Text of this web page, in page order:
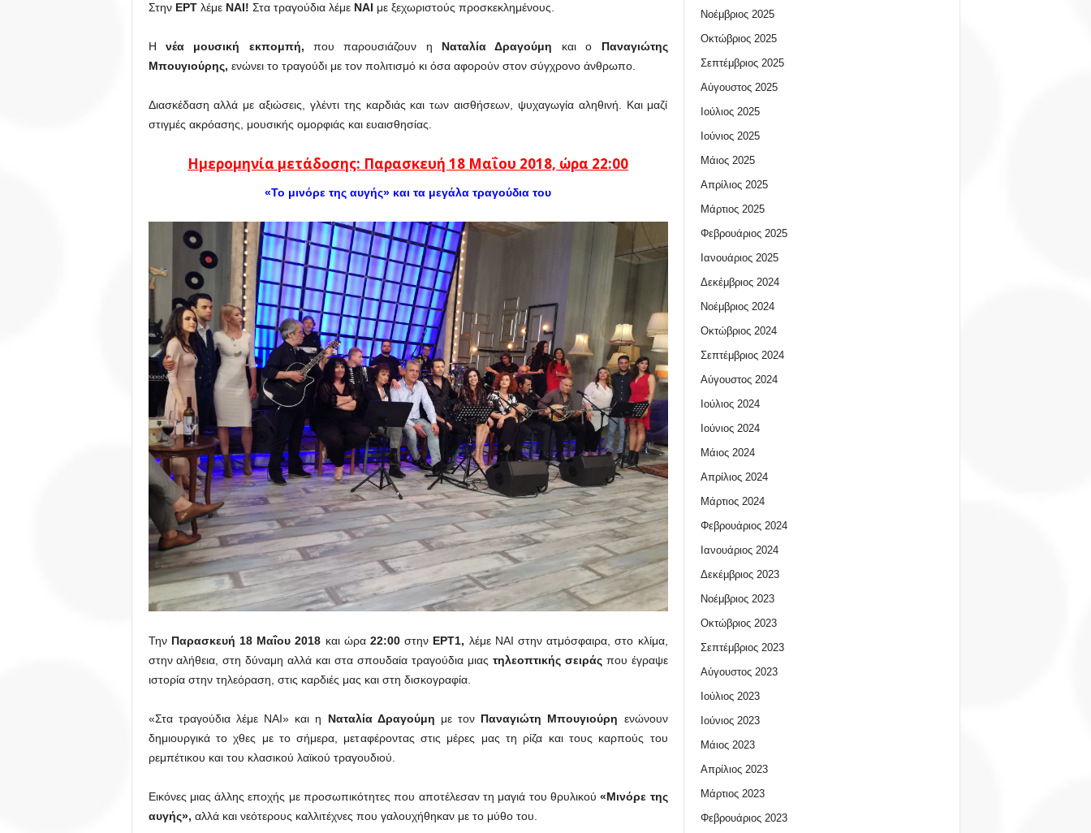
ΣτηνΕΡΤλέμε ΝΑΙ! Στα τραγούδια λέμε ΝΑΙ με ξεχωριστούς προσκεκλημένους.
Η νέα μουσική εκπομπή, που παρουσιάζουν η Ναταλία Δραγούμη και ο Παναγιώτης
Μπουγιούρης, ενώνει το τραγούδι με τον πολιτισμό κι όσα αφορούν στον σύγχρονο άνθρωπο.
Διασκέδαση αλλά με αξιώσεις, γλέντι της καρδιάς και των αισθήσεων, ψυχαγωγία αληθινή. Και μαζί
στιγμές ακρόασης, μουσικής ομορφιάς και ευαισθησίας.
Ημερομηνία μετάδοσης: Παρασκευή 18 Μαΐου 2018, ώρα 22:00
«Το μινόρε της αυγής» και τα μεγάλα τραγούδια του
ΤηνΠαρασκευή 18 Μαΐου 2018 και ώρα 22:00στην ΕΡΤ1, λέμε ΝΑΙ στην ατμόσφαιρα, στο κλίμα,
στην αλήθεια, στη δύναμη αλλά και στα σπουδαία τραγούδια μιας τηλεοπτικής σειράςπου έγραψε
ιστορία στην τηλεόραση, στις καρδιές μας και στη δισκογραφία.
«Στα τραγούδια λέμε ΝΑΙ» και η Ναταλία Δραγούμη με τον Παναγιώτη Μπουγιούρη ενώνουν
δημιουργικά το χθες με το σήμερα, μεταφέροντας στις μέρες μας τη ρίζα και τους καρπούς του
ρεμπέτικου και του κλασικού λαϊκού τραγουδιού.
Εικόνες μιας άλλης εποχής με προσωπικότητες που αποτέλεσαν τη μαγιά του θρυλικού«Μινόρε της
αυγής», αλλά και νεότερους καλλιτέχνες που γαλουχήθηκαν με το μύθο του.
Νοέμβριος 2025
Οκτώβριος 2025
Σεπτέμβριος 2025
Αύγουστος 2025
Ιούλιος 2025
Ιούνιος 2025
Μάιος 2025
Απρίλιος 2025
Μάρτιος 2025
Φεβρουάριος 2025
Ιανουάριος 2025
Δεκέμβριος 2024
Νοέμβριος 2024
Οκτώβριος 2024
Σεπτέμβριος 2024
Αύγουστος 2024
Ιούλιος 2024
Ιούνιος 2024
Μάιος 2024
Απρίλιος 2024
Μάρτιος 2024
Φεβρουάριος 2024
Ιανουάριος 2024
Δεκέμβριος 2023
Νοέμβριος 2023
Οκτώβριος 2023
Σεπτέμβριος 2023
Αύγουστος 2023
Ιούλιος 2023
Ιούνιος 2023
Μάιος 2023
Απρίλιος 2023
Μάρτιος 2023
Φεβρουάριος 2023